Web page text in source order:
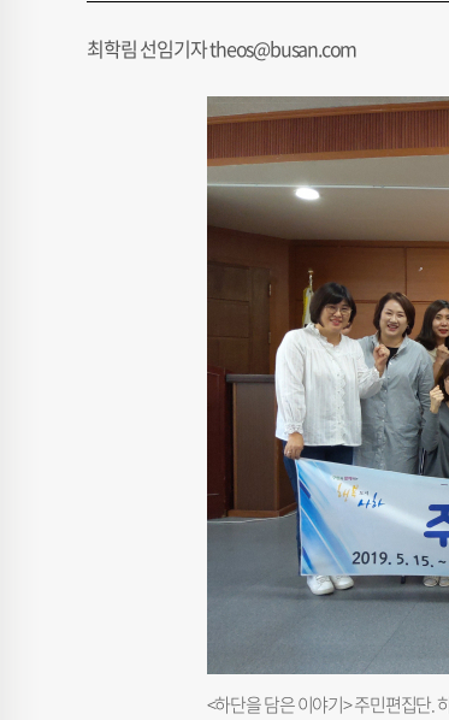
최학림 선임기자 theos@busan.com
<하단을 담은 이야기> 주민편집단.